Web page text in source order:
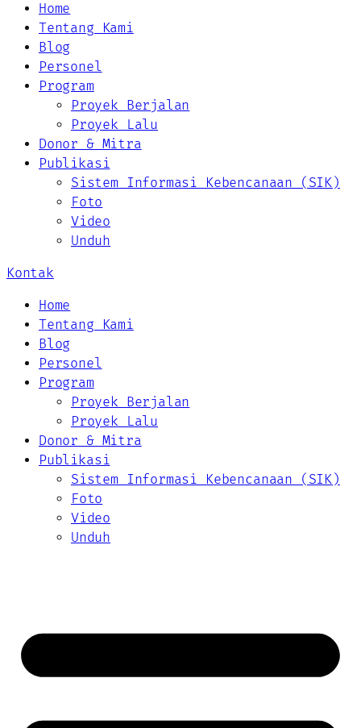
Home
Tentang Kami
Blog
Personel
Program
Proyek Berjalan
Proyek Lalu
Donor & Mitra
Publikasi
Sistem Informasi Kebencanaan (SIK)
Foto
Video
Unduh
Kontak
Home
Tentang Kami
Blog
Personel
Program
Proyek Berjalan
Proyek Lalu
Donor & Mitra
Publikasi
Sistem Informasi Kebencanaan (SIK)
Foto
Video
Unduh